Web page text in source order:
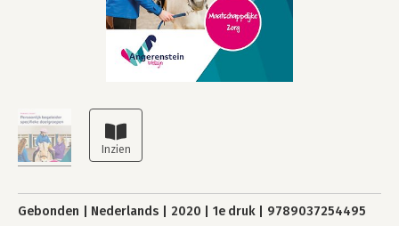
Gebonden Nederlands 2020 1e druk 9789037254495